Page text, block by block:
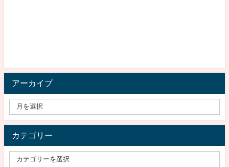
アーカイブ
カテゴリー